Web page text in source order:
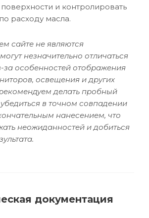
и контролировать
расходу масла.
сайте не являются
незначительно отличаться
за особенностей отображения
освещения и других
делать пробный
в точном совпадении
нанесением, что
неожиданностей и добиться
документация